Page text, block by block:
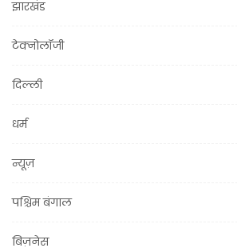
झारखंड
टेक्नोलॉजी
दिल्ली
धर्म
न्यूज़
पश्चिम बंगाल
बिज़नेस